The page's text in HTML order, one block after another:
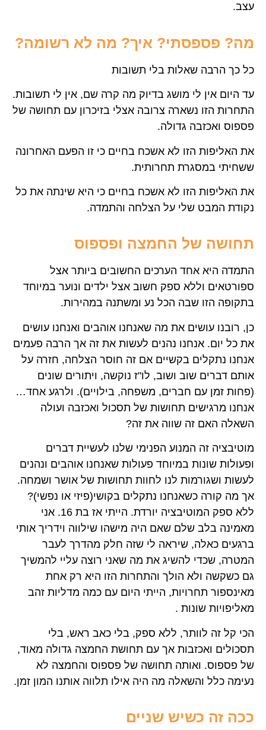
עצב.
מה? פספסתי? איך? מה לא רשומה?
כל כך הרבה שאלות בלי תשובות
עד היום אין לי מושג בדיוק מה קרה שם, אין לי תשובות.
התחרות הזו נשארה צרובה אצלי בזיכרון עם תחושה של
פספוס ואכזבה גדולה.
את האליפות הזו לא אשכח בחיים כי זו הפעם האחרונה
ששחיתי במסגרת תחרותית.
את האליפות הזו לא אשכח בחיים כי היא שינתה את כל
נקודת המבט שלי על הצלחה והתמדה.
תחושה של החמצה ופספוס
התמדה היא אחד הערכים החשובים ביותר אצל
ספורטאים וללא ספק חשוב אצל ילדים ונוער במיוחד
בתקופה הזו שבה הכל נע ומשתנה במהירות.
כן, רובנו עושים את מה שאנחנו אוהבים ואנחנו עושים
את כל יום. אנחנו נהנים לעשות את זה אך הרבה פעמים
אנחנו נתקלים בקשיים אם זה חוסר הצלחה, חזרה על
אותם דברים שוב ושוב, לו"ז נוקשה, ויתורים שונים
(פחות זמן עם חברים, משפחה, בילויים). ולרגע אחד…
אנחנו מרגישים תחושות של תסכול ואכזבה ועולה
השאלה האם זה שווה את זה?
מוטיבציה זה המנוע הפנימי שלנו לעשיית דברים
ופעולות שונות במיוחד פעולות שאנחנו אוהבים ונהנים
לעשות ושגורמות לנו לחוות תחושות של אושר ושמחה.
אך מה קורה כשאנחנו נתקלים בקושי(פיזי או נפשי)?
ללא ספק המוטיבציה יורדת. הייתי אז בת 16. אני
מאמינה בלב שלם שאם היה מישהו שילווה וידריך אותי
ברגעים כאלה, שיראה לי שזה חלק מהדרך לעבר
המטרה, שכדי להשיג את מה שאני רוצה עליי להמשיך
גם כשקשה ולא הולך והתחרות הזו היא רק אחת
מאינספור תחרויות, הייתי היום עם כמה מדליות זהב
מאליפויות שונות .
הכי קל זה לוותר, ללא ספק, בלי כאב ראש, בלי
תסכולים ואכזבות אך עם תחושת החמצה גדולה מאוד,
של פספוס. ואותה תחושה של פספוס והחמצה לא
נעימה כלל והשאלה מה היה אילו תלווה אותנו המון זמן.
ככה זה כשיש שניים